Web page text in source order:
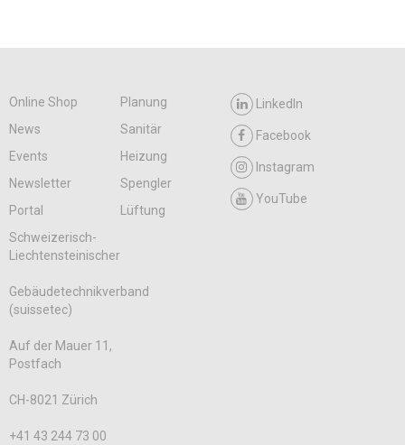
Online Shop
Planung
News
Sanitär
Events
Heizung
Newsletter
Spengler
Portal
Lüftung
LinkedIn
Facebook
Instagram
YouTube
Schweizerisch-
Liechtensteinischer
Gebäudetechnikverband
(suissetec)
Auf der Mauer 11,
Postfach
CH-8021 Zürich
+41 43 244 73 00